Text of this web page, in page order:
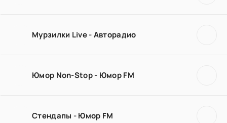
Мурзилки Live - Авторадио
Юмор Non-Stop - Юмор FM
Стендапы - Юмор FM